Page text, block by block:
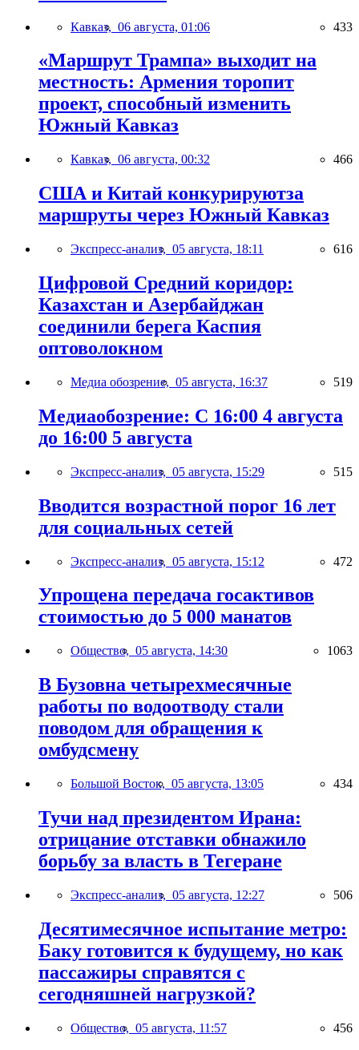
Кавказ, 06 августа, 01:06 433
«Маршрут Трампа» выходит на
местность: Армения торопит
проект, способный изменить
Южный Кавказ
Кавказ, 06 августа, 00:32 466
США и Китай конкурируютза
маршруты через Южный Кавказ
Экспресс-анализ, 05 августа, 18:11 616
Цифровой Средний коридор:
Казахстан и Азербайджан
соединили берега Каспия
оптоволокном
Медиа обозрение, 05 августа, 16:37 519
Медиаобозрение: С 16:00 4 августа
до 16:00 5 августа
Экспресс-анализ, 05 августа, 15:29 515
Вводится возрастной порог 16 лет
для социальных сетей
Экспресс-анализ, 05 августа, 15:12 472
Упрощена передача госактивов
стоимостью до 5 000 манатов
Общество, 05 августа, 14:30 1063
В Бузовна четырехмесячные
работы по водоотводу стали
поводом для обращения к
омбудсмену
Большой Восток, 05 августа, 13:05 434
Тучи над президентом Ирана:
отрицание отставки обнажило
борьбу за власть в Тегеране
Экспресс-анализ, 05 августа, 12:27 506
Десятимесячное испытание метро:
Баку готовится к будущему, но как
пассажиры справятся с
сегодняшней нагрузкой?
Общество, 05 августа, 11:57 456